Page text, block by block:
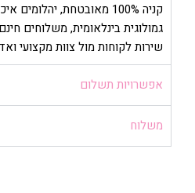
קניה 100% מאובטחת,
גמולוגית בינלאומית, משלוחים
שירות לקוחות מול צוות מקצועי
אפשרויות תשלום
משלוח